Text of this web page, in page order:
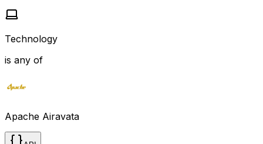
Technology
is any of
Apache Airavata